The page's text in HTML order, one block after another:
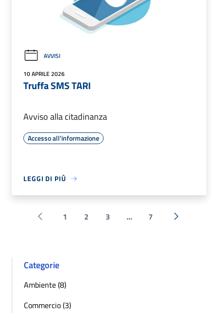
AVVISI
10 APRILE 2026
Truffa SMS TARI
Avviso alla citadinanza
Accesso all'informazione
LEGGI DI PIÙ
Pagina precedente
1 2 3 ... 7 Successiva
Categorie
Ambiente (8)
Commercio (3)